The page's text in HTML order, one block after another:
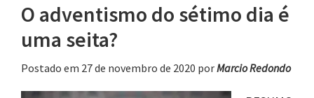
O adventismo do sétimo dia é
uma seita?
Postado em 27 de novembro de 2020 porMarcio Redondo